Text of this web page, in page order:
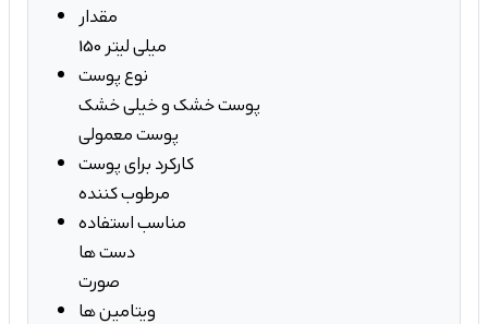
مقدار
150 میلی لیتر
نوع پوست
پوست خشک و خیلی خشک
پوست معمولی
کارکرد برای پوست
مرطوب کننده
مناسب استفاده
دست ها
صورت
ویتامین ها